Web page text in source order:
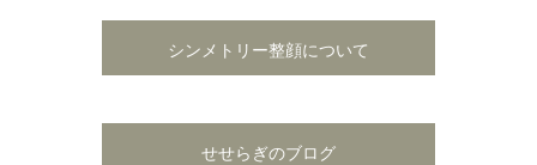
シンメトリー整顔について
せせらぎのブログ